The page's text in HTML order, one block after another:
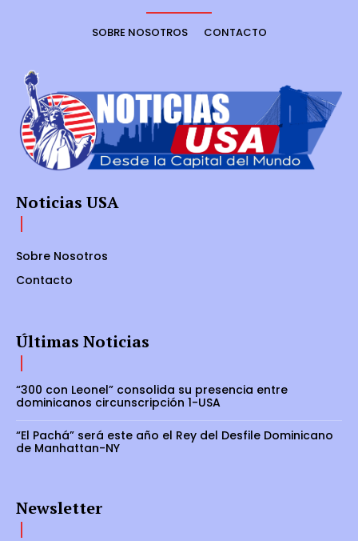
SOBRE NOSOTROS CONTACTO
Noticias USA
Sobre Nosotros
Contacto
Últimas Noticias
“300 con Leonel” consolida su presencia entre
dominicanos circunscripción 1-USA
“El Pachá” será este año el Rey del Desfile Dominicano
de Manhattan-NY
Newsletter